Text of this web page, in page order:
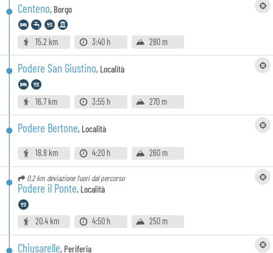
Centeno, Borgo
15.2 km 3:40 h 280 m
Podere San Giustino, Località
16.7 km 3:55 h 270 m
Podere Bertone, Località
18.8 km 4:20 h 260 m
0.2 km deviazione fuori dal percorso
Podere il Ponte, Località
20.4 km 4:50 h 250 m
Chiusarelle, Periferia